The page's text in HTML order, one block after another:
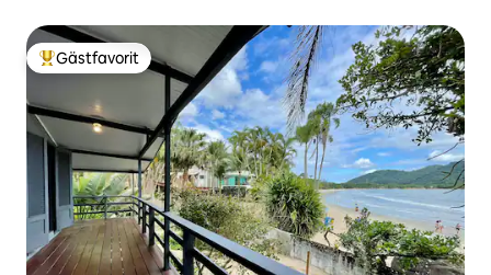
Populär gästfavorit
Gästfavorit